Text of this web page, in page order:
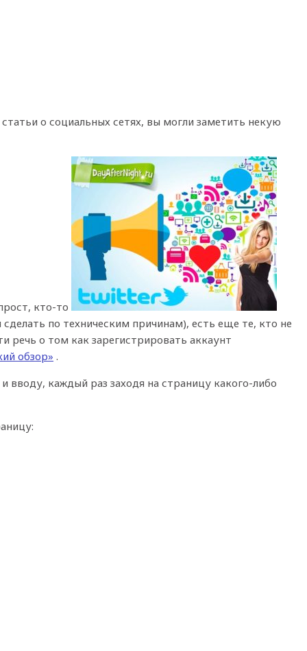
о социальных сетях, вы могли заметить некую
кто-то
по техническим причинам), есть еще те, кто не
речь о том как зарегистрировать аккаунт
обзор» .
вводу, каждый раз заходя на страницу какого-либо